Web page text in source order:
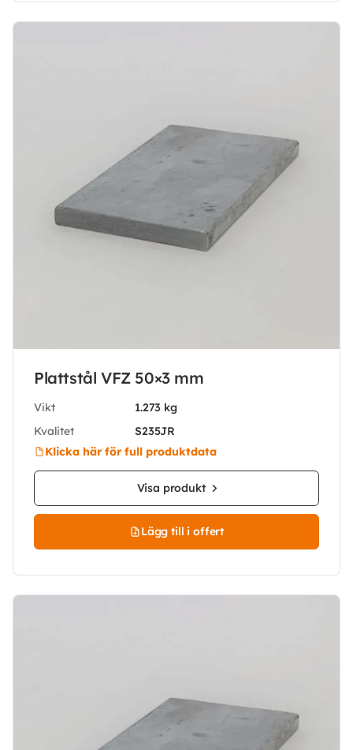
Plattstål VFZ 50×3 mm
Vikt
1.273 kg
Kvalitet
S235JR
Klicka här för full produktdata
Visa produkt
Lägg till i offert